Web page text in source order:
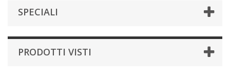
SPECIALI
PRODOTTI VISTI